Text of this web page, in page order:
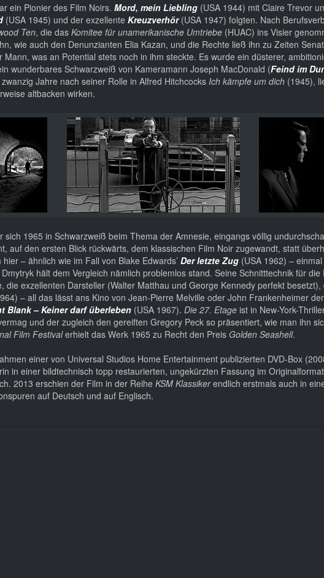
ein Pionier des Film Noirs. Mord, mein Liebling (USA 1944) mit Claire Trevor
(USA 1945) und der exzellente Kreuzverhör (USA 1947) folgten. Nach
Ten, die das Komitee für unamerikanische Umtriebe (HUAC) ins Visier
wie auch den Denunzianten Elia Kazan, und die Rechte ließ ihn zu Zeiten
Mann, was an Potential stets noch in ihm steckte. Es wurde ein düsterer,
wunderbares Schwarzweiß von Kameramann Joseph MacDonald (Feind im
Jahre nach seiner Rolle in Alfred Hitchcocks Ich kämpfe um dich (1945),
altbacken wirken.
sich 1965 in Schwarzweiß beim Thema der Amnesie, eingangs völlig
auf den ersten Blick rückwärts, dem klassischen Film Noir zugewandt, statt
– ähnlich wie im Fall von Blake Edwards’ Der letzte Zug (USA 1962) –
hält dem Vergleich nämlich problemlos stand. Seine Schnitttechnik für
die exzellenten Darsteller (Walter Matthau und George Kennedy perfekt
– all das lässt ans Kino von Jean-Pierre Melville oder John Frankenheimer
Blank – Keiner darf überleben (USA 1967). Die 27. Etage ist in New-York-
und der zugleich den gereiften Gregory Peck so präsentiert, wie man ihn
Film Festivalerhielt das Werk 1965 zu Recht den Preis Golden Seashell.
einer von Universal Studios Home Entertainment publizierten DVD-Box
in einer bildtechnisch topp restaurierten, ungekürzten Fassung im
2013 erschien der Film in der Reihe KSM Klassikerendlich erstmals auch in
auf Deutsch und auf Englisch.